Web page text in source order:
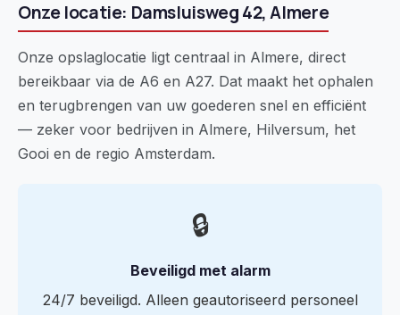
Onze locatie: Damsluisweg 42, Almere
Onze opslaglocatie ligt centraal in Almere, direct
bereikbaar via de A6 en A27. Dat maakt het ophalen
en terugbrengen van uw goederen snel en efficiënt
— zeker voor bedrijven in Almere, Hilversum, het
Gooi en de regio Amsterdam.
🔒
Beveiligd met alarm
24/7 beveiligd. Alleen geautoriseerd personeel